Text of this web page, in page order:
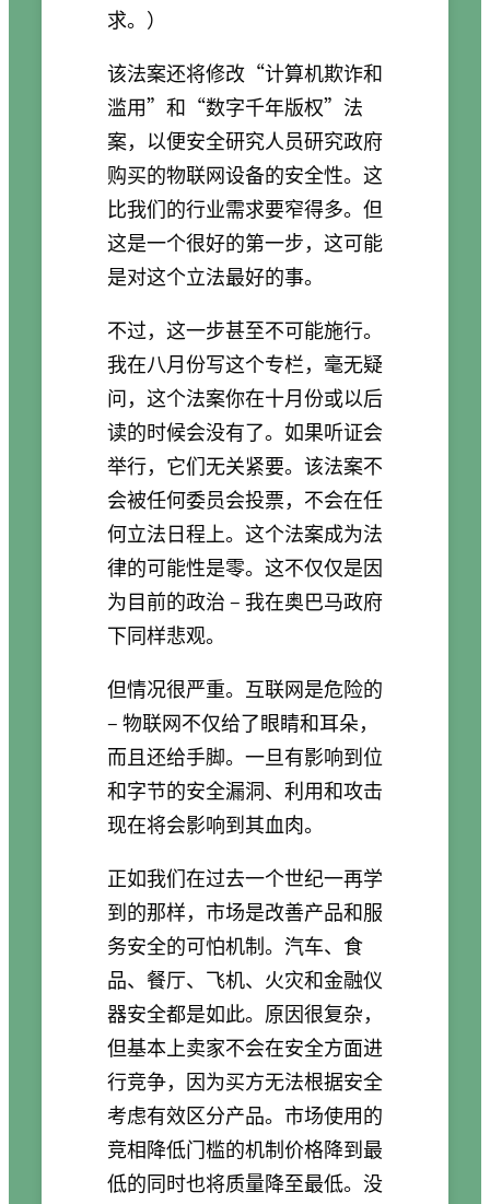
求。）
该法案还将修改“计算机欺诈和
滥用”和“数字千年版权”法
案，以便安全研究人员研究政府
购买的物联网设备的安全性。这
比我们的行业需求要窄得多。但
这是一个很好的第一步，这可能
是对这个立法最好的事。
不过，这一步甚至不可能施行。
我在八月份写这个专栏，毫无疑
问，这个法案你在十月份或以后
读的时候会没有了。如果听证会
举行，它们无关紧要。该法案不
会被任何委员会投票，不会在任
何立法日程上。这个法案成为法
律的可能性是零。这不仅仅是因
为目前的政治 – 我在奥巴马政府
下同样悲观。
但情况很严重。互联网是危险的
– 物联网不仅给了眼睛和耳朵，
而且还给手脚。一旦有影响到位
和字节的安全漏洞、利用和攻击
现在将会影响到其血肉。
正如我们在过去一个世纪一再学
到的那样，市场是改善产品和服
务安全的可怕机制。汽车、食
品、餐厅、飞机、火灾和金融仪
器安全都是如此。原因很复杂，
但基本上卖家不会在安全方面进
行竞争，因为买方无法根据安全
考虑有效区分产品。市场使用的
竞相降低门槛的机制价格降到最
低的同时也将质量降至最低。没